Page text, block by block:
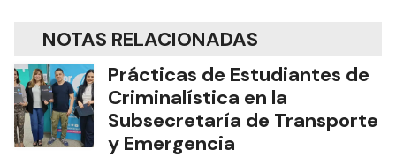
NOTAS RELACIONADAS
Prácticas de Estudiantes de
Criminalística en la
Subsecretaría de Transporte
y Emergencia